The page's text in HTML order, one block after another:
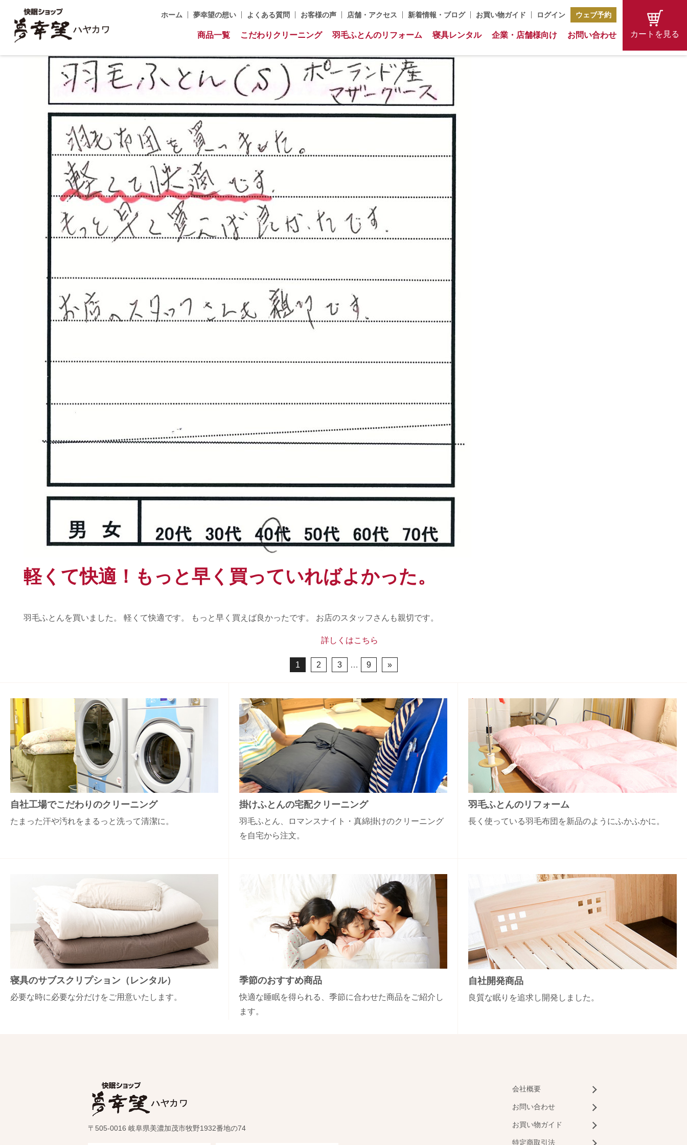
ホーム 夢幸望の想い よくある質問 お客様の声 店舗・アクセス 新着情報・ブログ お買い物ガイド ログイン ウェブ予約
商品一覧 こだわりクリーニング 羽毛ふとんのリフォーム 寝具レンタル 企業・店舗様向け お問い合わせ カートを見る
アーカイブ
軽くて快適！もっと早く買っていればよかった。
羽毛ふとんを買いました。 軽くて快適です。 もっと早く買えば良かったです。 お店のスタッフさんも親切です。
詳しくはこちら
1 2 3 … 9 »
自社工場でこだわりのクリーニング
たまった汗や汚れをまるっと洗って清潔に。
掛けふとんの宅配クリーニング
羽毛ふとん、ロマンスナイト・真綿掛けのクリーニング
を自宅から注文。
羽毛ふとんのリフォーム
長く使っている羽毛布団を新品のようにふかふかに。
寝具のサブスクリプション（レンタル）
必要な時に必要な分だけをご用意いたします。
季節のおすすめ商品
快適な睡眠を得られる、季節に合わせた商品をご紹介し
ます。
自社開発商品
良質な眠りを追求し開発しました。
〒505-0016 岐阜県美濃加茂市牧野1932番地の74
会社概要
お問い合わせ
お買い物ガイド
特定商取引法